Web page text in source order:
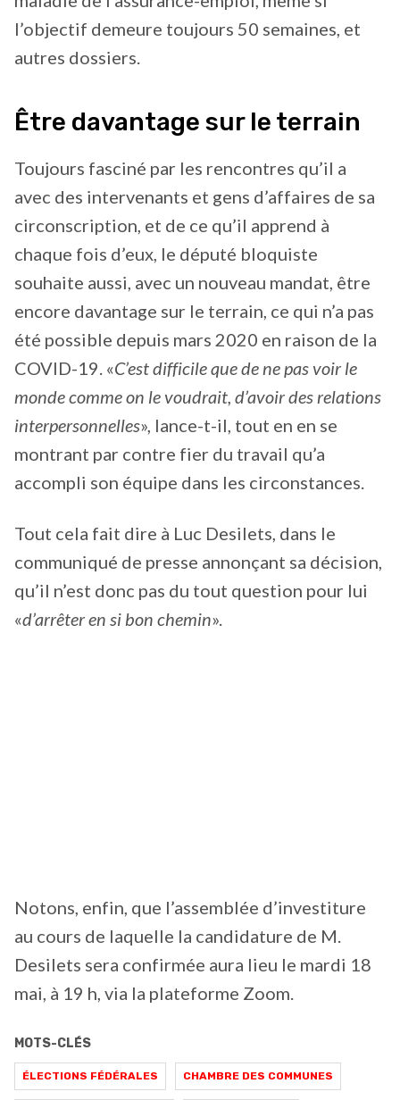
l’objectif demeure toujours 50 semaines, et
autres dossiers.
Être davantage sur le terrain
Toujours fasciné par les rencontres qu’il a
avec des intervenants et gens d’affaires de sa
circonscription, et de ce qu’il apprend à
chaque fois d’eux, le député bloquiste
souhaite aussi, avec un nouveau mandat, être
encore davantage sur le terrain, ce qui n’a pas
été possible depuis mars 2020 en raison de la
COVID-19. «C’est difficile que de ne pas voir le
monde comme on le voudrait, d’avoir des relations
interpersonnelles», lance-t-il, tout en en se
montrant par contre fier du travail qu’a
accompli son équipe dans les circonstances.
Tout cela fait dire à Luc Desilets, dans le
communiqué de presse annonçant sa décision,
qu’il n’est donc pas du tout question pour lui
«d’arrêter en si bon chemin».
Notons, enfin, que l’assemblée d’investiture
au cours de laquelle la candidature de M.
Desilets sera confirmée aura lieu le mardi 18
mai, à 19 h, via la plateforme Zoom.
MOTS-CLÉS
ÉLECTIONS FÉDÉRALES CHAMBRE DES COMMUNES